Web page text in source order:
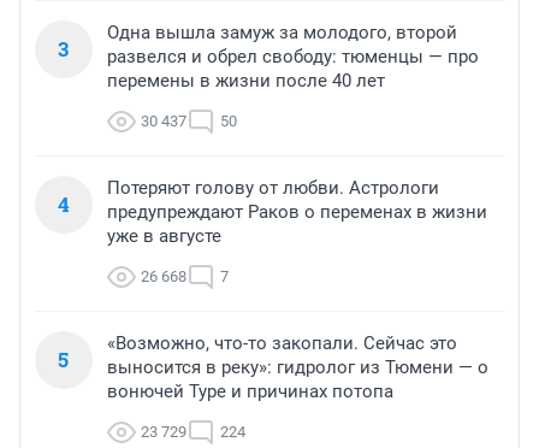
3
Одна вышла замуж за молодого, второй
развелся и обрел свободу: тюменцы — про
перемены в жизни после 40 лет
30 437 50
4
Потеряют голову от любви. Астрологи
предупреждают Раков о переменах в жизни
уже в августе
26 668 7
5
«Возможно, что-то закопали. Сейчас это
выносится в реку»: гидролог из Тюмени — о
вонючей Туре и причинах потопа
23 729 224